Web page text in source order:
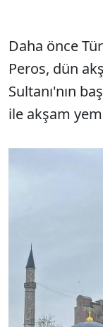
Daha önce
Peros, dün
Sultanı'nın
ile akşam